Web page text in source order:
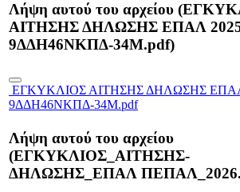
Λήψη αυτού του αρχείου
ΑΙΤΗΣΗΣ ΔΗΛΩΣΗΣ ΕΠΑΛ
9ΔΔΗ46ΝΚΠΔ-34Μ.pdf)
ΕΓΚΥΚΛΙΟΣ ΑΙΤΗΣΗΣ ΔΗΛΩΣΗΣ ΕΠΑΛ
9ΔΔΗ46ΝΚΠΔ-34Μ.pdf
Λήψη αυτού του αρχείου
(ΕΓΚΥΚΛΙΟΣ_ΑΙΤΗΣΗΣ-
ΔΗΛΩΣΗΣ_ΕΠΑΛ